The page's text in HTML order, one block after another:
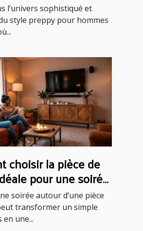
?
l’univers sophistiqué et
style preppy pour hommes
choisir la pièce de
pour une soirée
soirée autour d’une pièce
transformer un simple
une...